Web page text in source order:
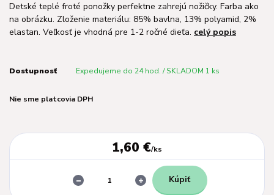
Detské teplé froté ponožky perfektne zahrejú nožičky. Farba ako
na obrázku. Zloženie materiálu: 85% bavlna, 13% polyamid, 2%
elastan. Veľkosť je vhodná pre 1-2 ročné dieťa. celý popis
Dostupnosť Expedujeme do 24 hod. / SKLADOM 1 ks
Nie sme platcovia DPH
1,60 €/ks
Kúpiť